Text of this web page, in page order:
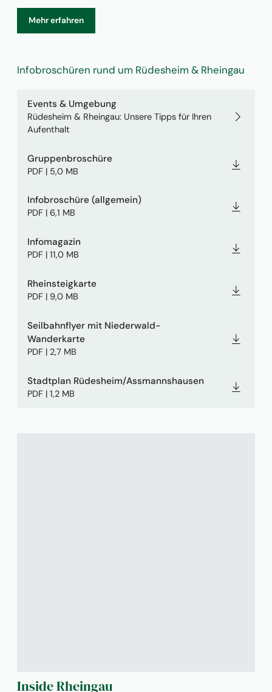
Mehr erfahren
Infobroschüren rund um Rüdesheim & Rheingau
Events & Umgebung
Rüdesheim & Rheingau: Unsere Tipps für Ihren
Aufenthalt
Gruppenbroschüre
PDF | 5,0 MB
Infobroschüre (allgemein)
PDF | 6,1 MB
Infomagazin
PDF | 11,0 MB
Rheinsteigkarte
PDF | 9,0 MB
Seilbahnflyer mit Niederwald-
Wanderkarte
PDF | 2,7 MB
Stadtplan Rüdesheim/Assmannshausen
PDF | 1,2 MB
Inside Rheingau